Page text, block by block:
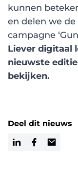
kunnen
en delen we
campagne
Liever digitaal
nieuwste
bekijken.
Deel dit nieuws
LinkedInFacebook
Email